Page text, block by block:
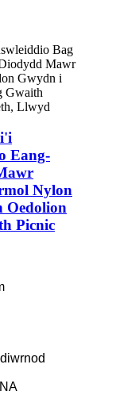
Eang-
Nylon
Oedolion
Picnic